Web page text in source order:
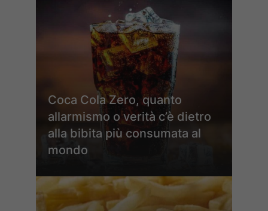
Coca Cola Zero, quanto
allarmismo o verità c’è dietro
alla bibita più consumata al
mondo